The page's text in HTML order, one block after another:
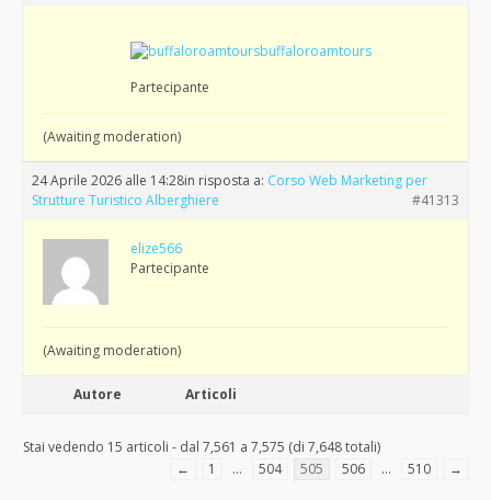
buffaloroamtours
Partecipante
(Awaiting moderation)
24 Aprile 2026 alle 14:28in risposta a: Corso Web Marketing per
Strutture Turistico Alberghiere
#41313
elize566
Partecipante
(Awaiting moderation)
Autore Articoli
Stai vedendo 15 articoli - dal 7,561 a 7,575 (di 7,648 totali)
←
1 … 504 505 506 … 510 →